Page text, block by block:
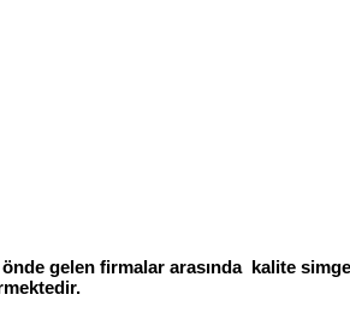
gelen firmalar arasında kalite